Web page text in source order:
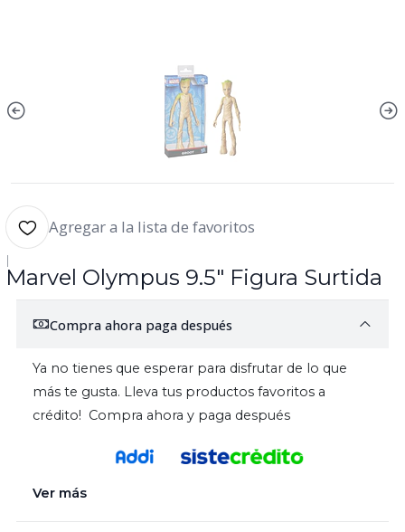
Agregar a la lista de favoritos
|
Marvel Olympus 9.5" Figura Surtida
Compra ahora paga después
Ya no tienes que esperar para disfrutar de lo que
más te gusta. Lleva tus productos favoritos a
crédito! Compra ahora y paga después
Ver más